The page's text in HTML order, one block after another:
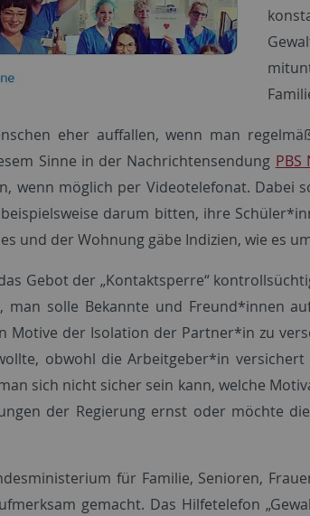
eher auffallen, wenn man
Sinne in der Nachrichtensendung PBS
wenn möglich per Videotelefonat. Dabei
darum bitten, ihre
und der Wohnung gäbe Indizien, wie es
Gebot der „Kontaktsperre“
man solle Bekannte und Freund*innen
Motive der Isolation der Partner*in zu
obwohl die Arbeitgeber*in
sich nicht sicher sein kann, welche
der Regierung ernst oder möchte
für Familie, Senioren,
gemacht. Das Hilfetelefon